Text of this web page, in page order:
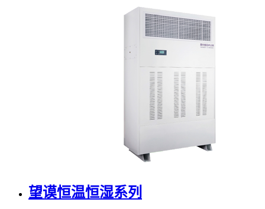
望谟恒温恒湿系列